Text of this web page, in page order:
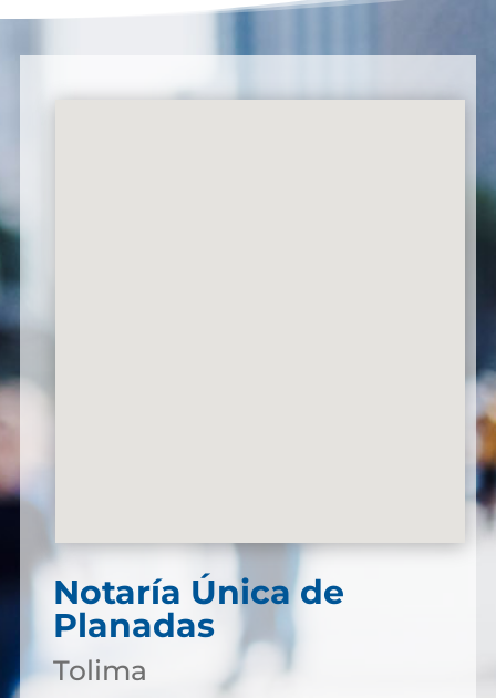
Notaría Única de
Planadas
Tolima